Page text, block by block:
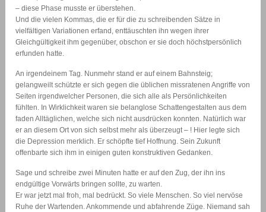
– diese Phase musste er überstehen.
Und die vielen Kommas, die er für die zu schreibenden Sätze in
vielfältigen Variationen erfand, enttäuschten ihn wegen ihrer
Gleichgültigkeit ihm gegenüber, obschon er sie doch höchstpersönlich
erfunden hatte.
An irgendeinem Tag. Nunmehr stand er auf einem Bahnsteig;
gelangweilt schützte er sich gegen die üblichen missratenen Angriffe von
Seiten irgendwelcher Personen, die sich alle als Persönlichkeiten
fühlten. In Wirklichkeit waren sie belanglose Schattengestalten aus dem
faden Alltäglichen, welche sich nicht ausdrücken konnten. Natürlich war
er an diesem Ort von sich selbst mehr als überzeugt – ! Hier legte sich
die Depression merklich. Er schöpfte tief Hoffnung. Sein Zukunft
offenbarte sich ihm in einigen guten konstruktiven Gedanken.
Sage und schreibe zwei Minuten hatte er auf den Zug, der ihn ins
endgültige Vorwärts bringen sollte, zu warten.
Er war jetzt mal froh, mal bedrückt. So viele Menschen. So viel nervöse
Ruhe der Wartenden. Ankommende und abfahrende Züge. Niemand sah